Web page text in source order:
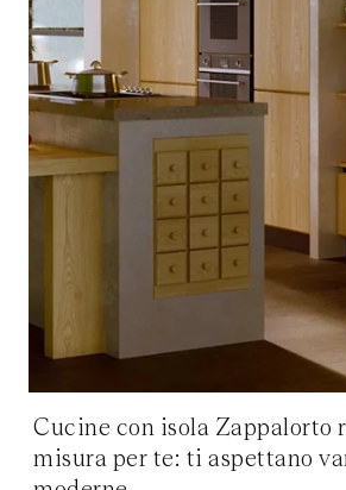
Cucine con isola Zappalorto
misura per te: ti aspettano